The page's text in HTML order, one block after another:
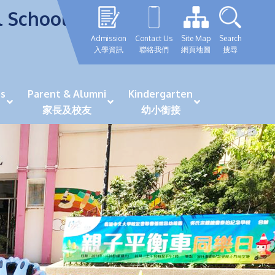
Admission
入學資訊
Contact Us
聯絡我們
Site Map
網頁地圖
Search
搜尋
School
Parent & Alumni
家長及校友
Kindergarten
幼小銜接